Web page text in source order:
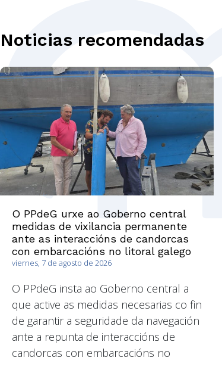
Noticias recomendadas
O PPdeG urxe ao Goberno central
medidas de vixilancia permanente
ante as interaccións de candorcas
con embarcacións no litoral galego
viernes, 7 de agosto de 2026
O PPdeG insta ao Goberno central a
que active as medidas necesarias co fin
de garantir a seguridade da navegación
ante a repunta de interaccións de
candorcas con embarcacións no